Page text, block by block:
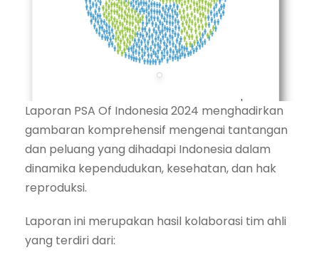
Laporan PSA Of Indonesia 2024 menghadirkan
gambaran komprehensif mengenai tantangan
dan peluang yang dihadapi Indonesia dalam
dinamika kependudukan, kesehatan, dan hak
reproduksi.
Laporan ini merupakan hasil kolaborasi tim ahli
yang terdiri dari: